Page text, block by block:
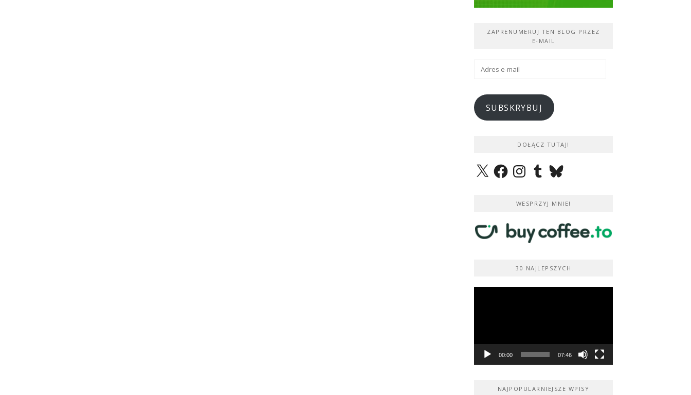
ZAPRENUMERUJ TEN BLOG PRZEZ
E-MAIL
Adres
SUBSKRYBUJ
DOŁĄCZ TUTAJ!
X FacebookInstagramTumblrBluesky
WESPRZYJ MNIE!
30 NAJLEPSZYCH
00:00 07:46
NAJPOPULARNIEJSZE WPISY